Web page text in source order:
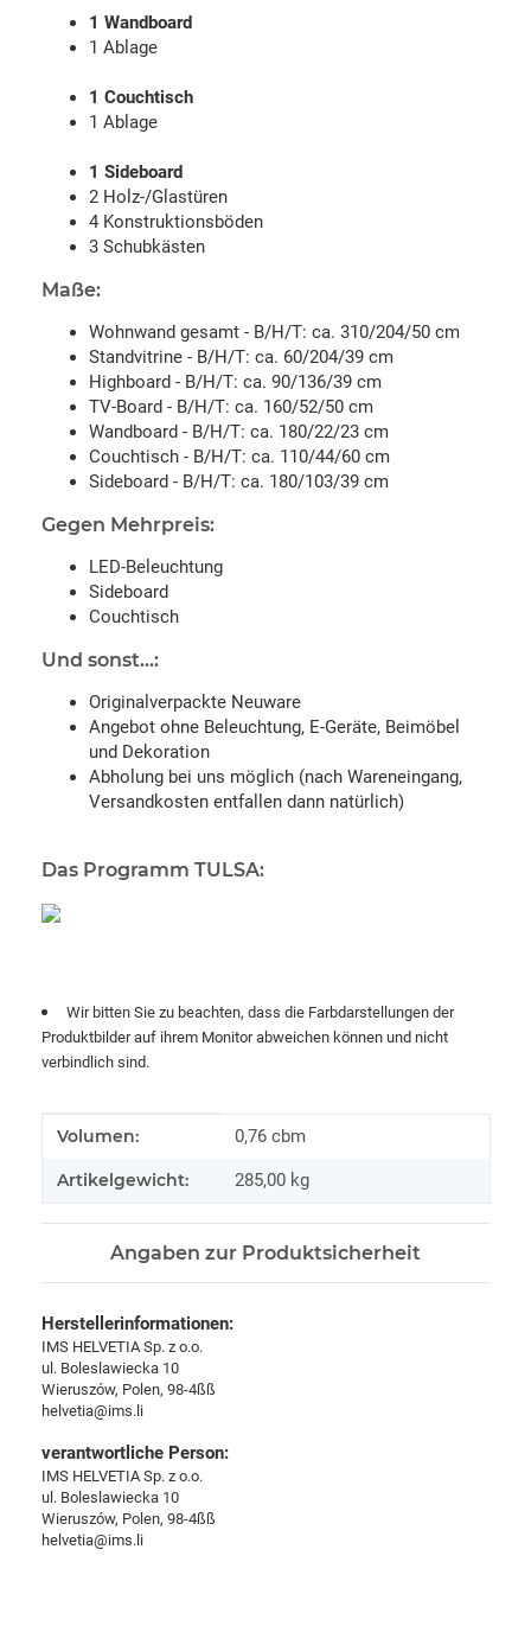
1 Wandboard
1 Ablage
1 Couchtisch
1 Ablage
1 Sideboard
2 Holz-/Glastüren
4 Konstruktionsböden
3 Schubkästen
Maße:
Wohnwand gesamt - B/H/T: ca. 310/204/50 cm
Standvitrine - B/H/T: ca. 60/204/39 cm
Highboard - B/H/T: ca. 90/136/39 cm
TV-Board - B/H/T: ca. 160/52/50 cm
Wandboard - B/H/T: ca. 180/22/23 cm
Couchtisch - B/H/T: ca. 110/44/60 cm
Sideboard - B/H/T: ca. 180/103/39 cm
Gegen Mehrpreis:
LED-Beleuchtung
Sideboard
Couchtisch
Und sonst...:
Originalverpackte Neuware
Angebot ohne Beleuchtung, E-Geräte, Beimöbel
und Dekoration
Abholung bei uns möglich (nach Wareneingang,
Versandkosten entfallen dann natürlich)
Das Programm TULSA:
Wir bitten Sie zu beachten, dass die Farbdarstellungen der
Produktbilder auf ihrem Monitor abweichen können und nicht
verbindlich sind.
Produkteigenschaft
Wert
Volumen: 0,76 cbm
Artikelgewicht: 285,00 kg
Angaben zur Produktsicherheit
Herstellerinformationen:
IMS HELVETIA Sp. z o.o.
ul. Boleslawiecka 10
Wieruszów, Polen, 98-4ßß
helvetia@ims.li
verantwortliche Person:
IMS HELVETIA Sp. z o.o.
ul. Boleslawiecka 10
Wieruszów, Polen, 98-4ßß
helvetia@ims.li